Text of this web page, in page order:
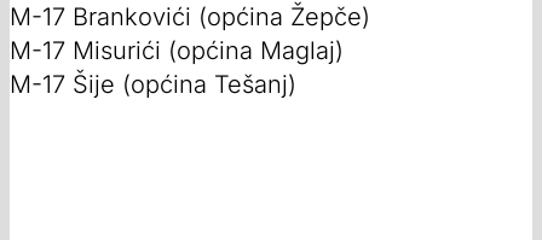
M-17 Brankovići (općina Žepče)
M-17 Misurići (općina Maglaj)
M-17 Šije (općina Tešanj)